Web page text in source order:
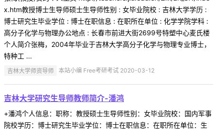
x.htm教授博士生导师硕士生导师性别 : 女毕业院校 : 吉林大学学历 :
博士研究生毕业学位 : 博士在职信息 : 在职所在单位 : 化学学院学科 :
高分子化学与物理办公地点 : 长春市前进大街2699号特塑中心麦氏楼
个人简介张梅，2004年毕业于吉林大学高分子化学与物理专业博士，
特种工 ...
吉林大学师资导师 本站小编 Free考研考试 2020-03-12
吉林大学研究生导师教师简介-潘鸿
+潘鸿个人信息：职称：教授硕士生导师性别：女毕业院校：国内军事
院校学历：博士研究生毕业学位：博士在职信息：在职所在单位：生